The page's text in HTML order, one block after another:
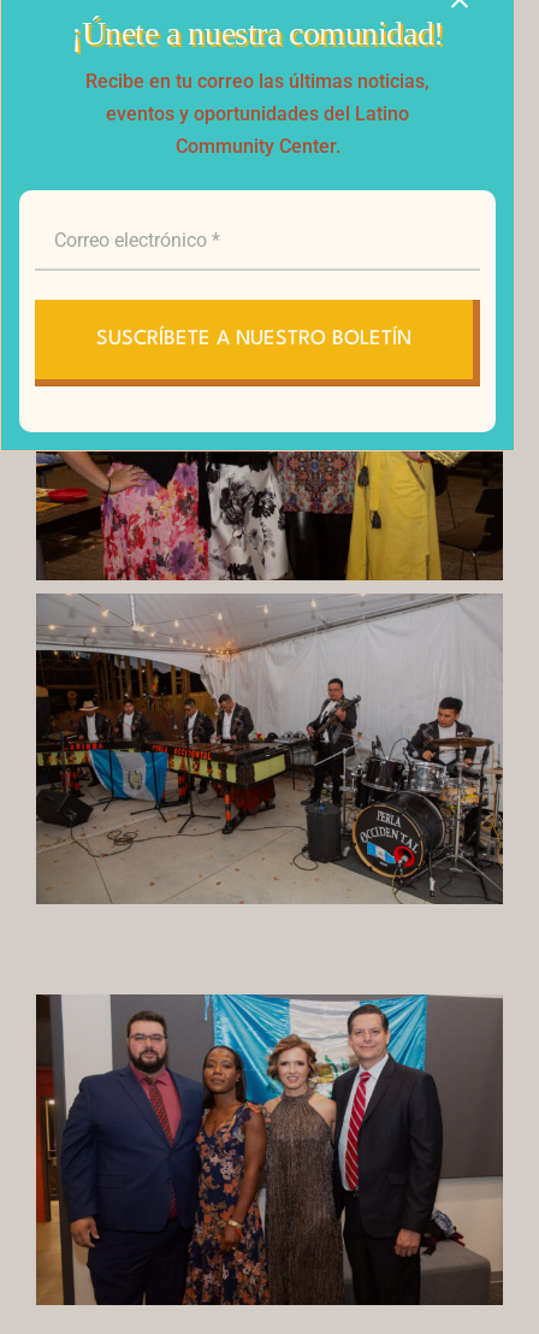
¡Únete a nuestra comunidad!
Recibe en tu correo las últimas noticias,
eventos y oportunidades del Latino
Community Center.
SUSCRÍBETE A NUESTRO BOLETÍN